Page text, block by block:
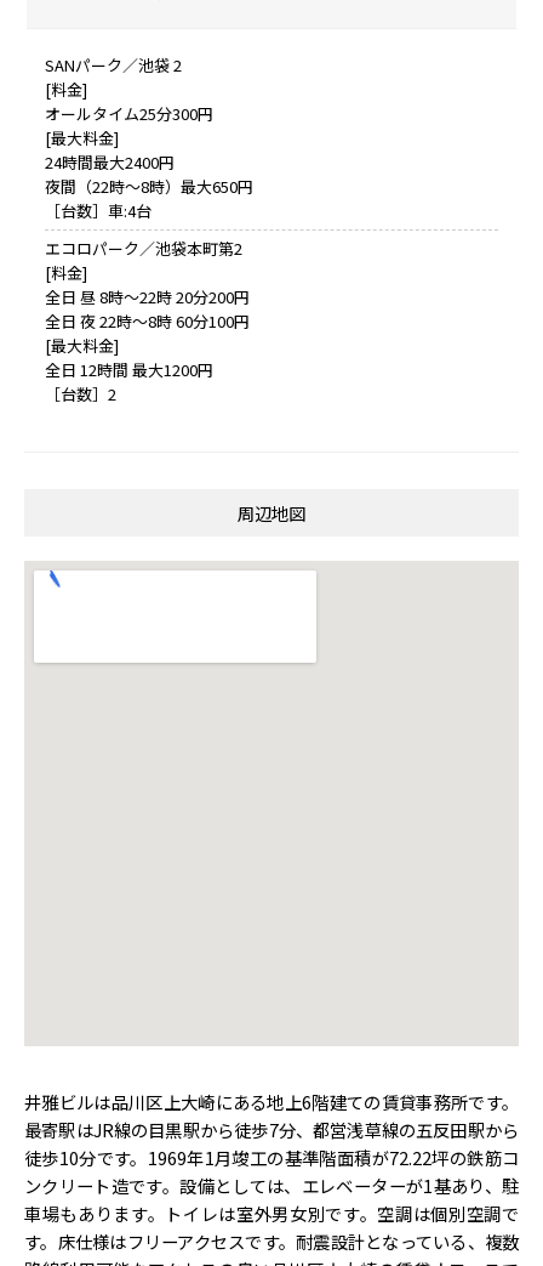
SANパーク／池袋 2
[料金]
オールタイム25分300円
[最大料金]
24時間最大2400円
夜間（22時～8時）最大650円
［台数］車:4台
エコロパーク／池袋本町第2
[料金]
全日 昼 8時～22時 20分200円
全日 夜 22時～8時 60分100円
[最大料金]
全日 12時間 最大1200円
［台数］2
周辺地図
井雅ビルは品川区上大崎にある地上6階建ての賃貸事務所です。
最寄駅はJR線の目黒駅から徒歩7分、都営浅草線の五反田駅から
徒歩10分です。1969年1月竣工の基準階面積が72.22坪の鉄筋コ
ンクリート造です。設備としては、エレベーターが1基あり、駐
車場もあります。トイレは室外男女別です。空調は個別空調で
す。床仕様はフリーアクセスです。耐震設計となっている、複数